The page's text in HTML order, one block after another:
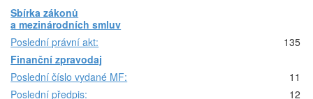
Sbírka zákonů
a mezinárodních smluv
Poslední právní akt:
135
Finanční zpravodaj
Poslední číslo vydané MF:
11
Poslední předpis:
12